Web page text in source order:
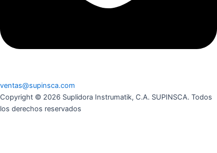
ventas@supinsca.com
Copyright © 2026 Suplidora Instrumatik, C.A. SUPINSCA. Todos
los derechos reservados